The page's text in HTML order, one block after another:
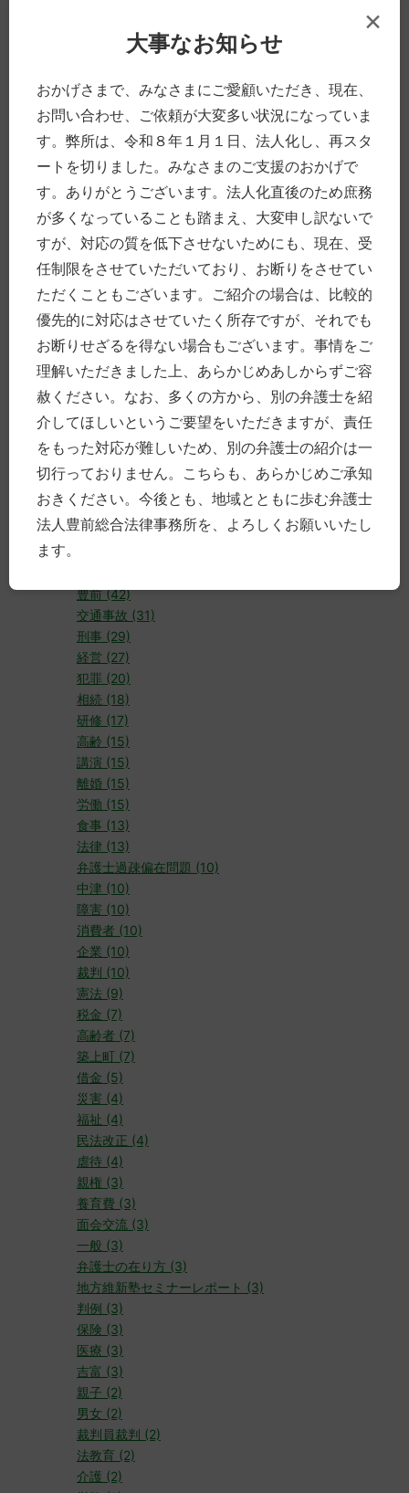
2016年 (30)
10月 (11)
法律全般
裁判員制度
当事務所
男女のこと
犯罪・事件
人の「死」に際して
交通事故
高齢の方について
お金のこと
働くこと、仕事
その他
Uncategorized
タグ付け
豊前 (42)
交通事故 (31)
刑事 (29)
経営 (27)
犯罪 (20)
相続 (18)
研修 (17)
高齢 (15)
講演 (15)
離婚 (15)
労働 (15)
食事 (13)
法律 (13)
弁護士過疎偏在問題 (10)
中津 (10)
障害 (10)
消費者 (10)
企業 (10)
裁判 (10)
憲法 (9)
税金 (7)
高齢者 (7)
築上町 (7)
借金 (5)
災害 (4)
福祉 (4)
民法改正 (4)
虐待 (4)
親権 (3)
養育費 (3)
面会交流 (3)
一般 (3)
弁護士の在り方 (3)
地方維新塾セミナーレポート (3)
判例 (3)
保険 (3)
医療 (3)
吉富 (3)
親子 (2)
男女 (2)
裁判員裁判 (2)
法教育 (2)
介護 (2)
×
大事なお知らせ
おかげさまで、みなさまにご愛顧いただき、現在、
お問い合わせ、ご依頼が大変多い状況になっていま
す。弊所は、令和８年１月１日、法人化し、再スタ
ートを切りました。みなさまのご支援のおかげで
す。ありがとうございます。法人化直後のため庶務
が多くなっていることも踏まえ、大変申し訳ないで
すが、対応の質を低下させないためにも、現在、受
任制限をさせていただいており、お断りをさせてい
ただくこともございます。ご紹介の場合は、比較的
優先的に対応はさせていたく所存ですが、それでも
お断りせざるを得ない場合もございます。事情をご
理解いただきました上、あらかじめあしからずご容
赦ください。なお、多くの方から、別の弁護士を紹
介してほしいというご要望をいただきますが、責任
をもった対応が難しいため、別の弁護士の紹介は一
切行っておりません。こちらも、あらかじめご承知
おきください。今後とも、地域とともに歩む弁護士
法人豊前総合法律事務所を、よろしくお願いいたし
ます。